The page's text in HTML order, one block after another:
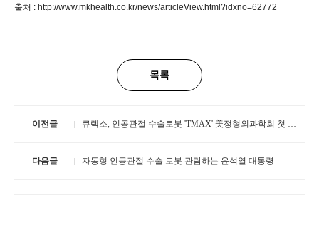
출처 : http://www.mkhealth.co.kr/news/articleView.html?idxno=62772
목록
이전글 큐렉소, 인공관절 수술로봇 'TMAX' 美정형외과학회 첫 공개
다음글 자동형 인공관절 수술 로봇 관람하는 윤석열 대통령